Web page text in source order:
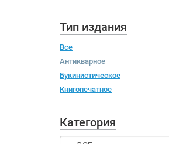
Тип издания
Все
Антикварное
Букинистическое
Книгопечатное
Категория